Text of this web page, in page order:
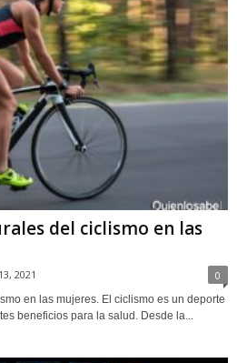
del ciclismo en las
2021 0
en las mujeres. El ciclismo es un deporte
beneficios para la salud. Desde la...